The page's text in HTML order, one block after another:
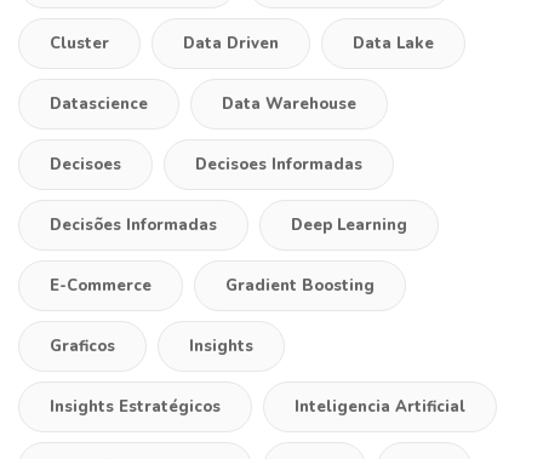
Cluster Data Driven Data Lake
Datascience Data Warehouse
Decisoes Decisoes Informadas
Decisões Informadas Deep Learning
E-Commerce Gradient Boosting
Graficos Insights
Insights Estratégicos Inteligencia Artificial